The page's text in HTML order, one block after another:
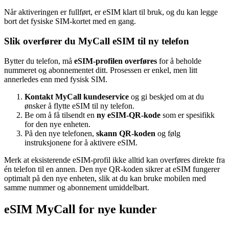
Når aktiveringen er fullført, er eSIM klart til bruk, og du kan legge
bort det fysiske SIM-kortet med en gang.
Slik overfører du MyCall eSIM til ny telefon
Bytter du telefon, må eSIM-profilen overføres for å beholde
nummeret og abonnementet ditt. Prosessen er enkel, men litt
annerledes enn med fysisk SIM.
Kontakt MyCall kundeservice og gi beskjed om at du
ønsker å flytte eSIM til ny telefon.
Be om å få tilsendt en ny eSIM-QR-kode som er spesifikk
for den nye enheten.
På den nye telefonen, skann QR-koden og følg
instruksjonene for å aktivere eSIM.
Merk at eksisterende eSIM-profil ikke alltid kan overføres direkte fra
én telefon til en annen. Den nye QR-koden sikrer at eSIM fungerer
optimalt på den nye enheten, slik at du kan bruke mobilen med
samme nummer og abonnement umiddelbart.
eSIM MyCall for nye kunder